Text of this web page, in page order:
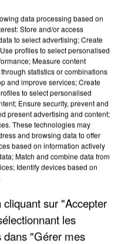
DES
data processing based on
Store and/or access
to select advertising; Create
profiles to select personalised
Measure content
statistics or combinations
and improve services; Create
to select personalised
Ensure security, prevent and
present advertising and content;
These technologies may
and browsing data to offer
based on information actively
Match and combine data from
Identify devices based on
sur "Accepter
les
dans "Gérer mes